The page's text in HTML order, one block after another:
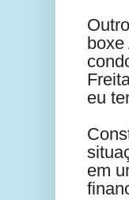
eu
em